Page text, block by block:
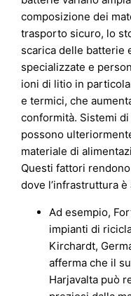
composizione dei
trasporto sicuro, lo
scarica delle batterie
specializzate e
ioni di litio in
e termici, che
conformità. Sistemi
possono
materiale di
Questi fattori
dove l’infrastruttura
Ad esempio,
impianti di
Kirchardt,
afferma che il
Harjavalta può